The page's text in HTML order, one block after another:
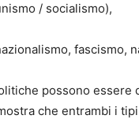
/ socialismo),
fascismo,
possono essere
che entrambi i